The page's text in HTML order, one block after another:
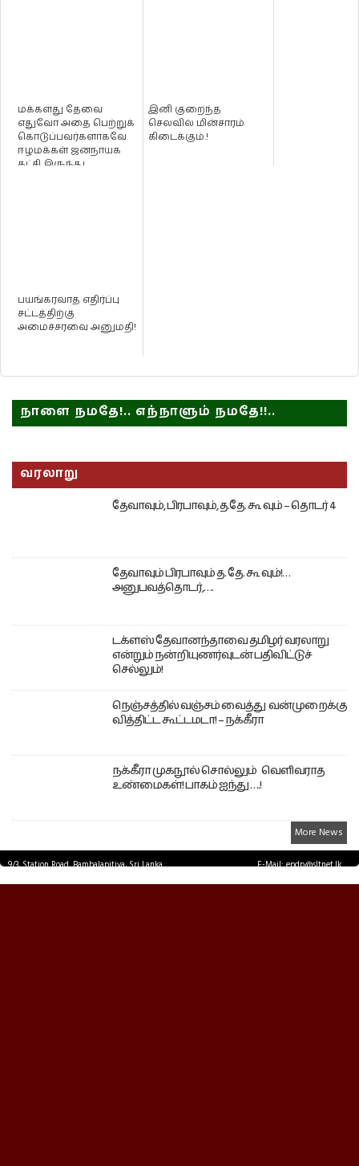
மக்களது தேவை
எதுவோ அதை பெற்றுக்
கொடுப்பவர்களாகவே
ஈழமக்கள் ஜனநாயக
கட்சி இருந்து
இனி குறைந்த
செலவில் மின்சாரம்
கிடைக்கும்.!
பயங்கரவாத எதிர்ப்பு
சட்டத்திற்கு
அமைச்சரவை அனுமதி!
நாளை நமதே!.. எந்நாளும் நமதே!!..
வரலாறு
தேவாவும், பிரபாவும், த.தே. கூ வும் – தொடர் 4
தேவாவும் பிரபாவும் த. தே. கூ வும்!…
அனுபவத்தொடர்,….
டக்ளஸ் தேவானந்தாவை தமிழர் வரலாறு
என்றும் நன்றியுணர்வுடன் பதிவிட்டுச்
செல்லும்!
நெஞ்சத்தில் வஞ்சம் வைத்து வன்முறைக்கு
வித்திட்ட கூட்டமடா! – நக்கீரா
நக்கீரா முகநூல் சொல்லும் வெளிவராத
உண்மைகள்! பாகம் ஐந்து ….!
More News
9/3, Station Road, Bambalapitiya, Sri Lanka.
E-Mail: epdp@sltnet.lk